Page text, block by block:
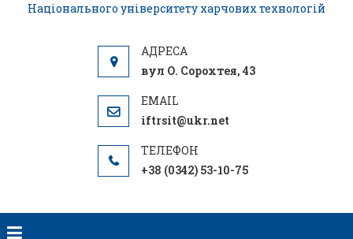
Національного університету харчових технологій
вул О. Сорохтея, 43
iftrsit@ukr.net
+38 (0342) 53-10-75